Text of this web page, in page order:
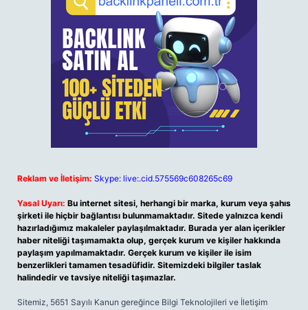
Reklam ve İletişim: Skype: live:.cid.575569c608265c69
Yasal Uyarı: Bu internet sitesi, herhangi bir marka, kurum veya şahıs
şirketi ile hiçbir bağlantısı bulunmamaktadır. Sitede yalnızca kendi
hazırladığımız makaleler paylaşılmaktadır. Burada yer alan içerikler
haber niteliği taşımamakta olup, gerçek kurum ve kişiler hakkında
paylaşım yapılmamaktadır. Gerçek kurum ve kişiler ile isim
benzerlikleri tamamen tesadüfidir. Sitemizdeki bilgiler taslak
halindedir ve tavsiye niteliği taşımazlar.
Sitemiz, 5651 Sayılı Kanun gereğince Bilgi Teknolojileri ve İletişim